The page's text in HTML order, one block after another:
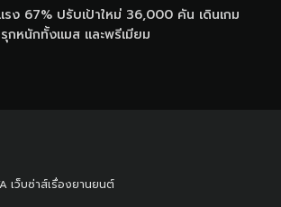
รง 67% ปรับเป้าใหม่ 36,000 คัน เดินเกม
กหนักทั้งแมส และพรีเมียม
เว็บซ่าส์เรื่องยานยนต์